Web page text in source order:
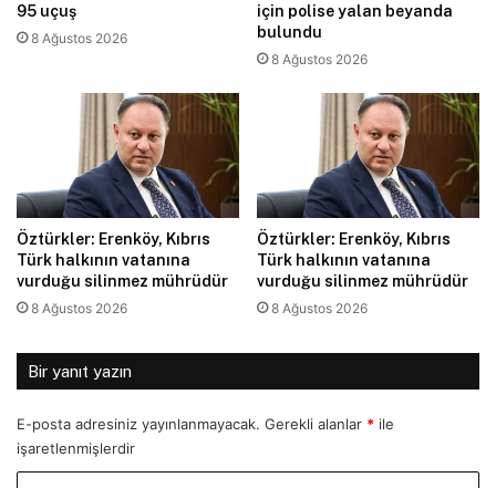
95 uçuş
8 Ağustos 2026
için polise yalan beyanda
bulundu
8 Ağustos 2026
Öztürkler: Erenköy, Kıbrıs
Türk halkının vatanına
vurduğu silinmez mührüdür
8 Ağustos 2026
Öztürkler: Erenköy, Kıbrıs
Türk halkının vatanına
vurduğu silinmez mührüdür
8 Ağustos 2026
Bir yanıt yazın
E-posta adresiniz yayınlanmayacak. Gerekli alanlar * ile
işaretlenmişlerdir